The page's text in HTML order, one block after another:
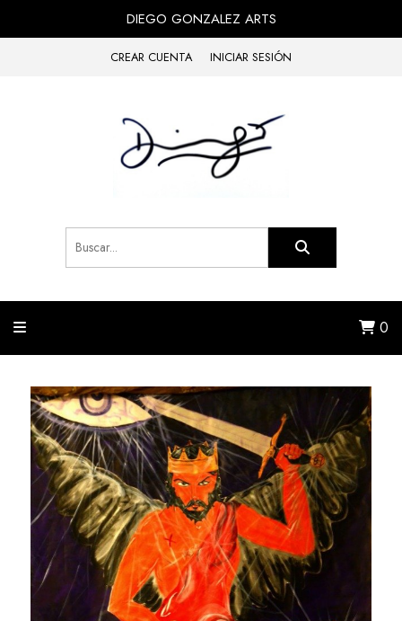
DIEGO GONZALEZ ARTS
CREAR CUENTA INICIAR SESIÓN
0